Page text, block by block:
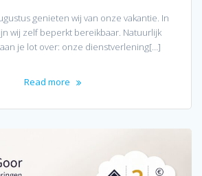
genieten wij van onze vakantie. In
wij zelf beperkt bereikbaar. Natuurlijk
je lot over: onze dienstverlening[…]
Read more